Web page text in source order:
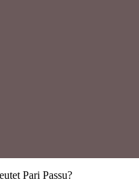
Pari Passu?